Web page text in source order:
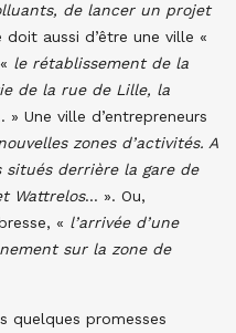
de lancer un projet
aussi d’être une ville «
le rétablissement de la
de la rue de Lille, la
» Une ville d’entrepreneurs
zones d’activités. A
derrière la gare de
Wattrelos… ». Ou,
« l’arrivée d’une
sur la zone de
quelques promesses